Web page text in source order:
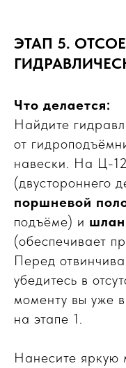
ЭТАП 5.
Что делается:
Найдите
от
навески. На Ц-
(двустороннего
поршневой
подъёме) и
(обеспечивает
Перед
убедитесь в
моменту вы уже
на этапе 1.
Нанесите яркую